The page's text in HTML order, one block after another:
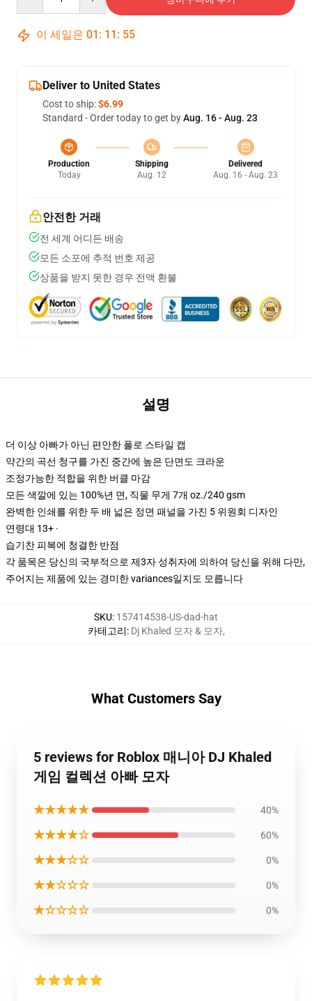
이 세일은 01 : 11 : 54
Deliver to United States
Cost to ship:$6.99
Standard - Order today to get byAug. 16 - Aug. 23
Production
Today
Shipping
Aug. 12
Delivered
Aug. 16 - Aug. 23
안전한 거래
전 세계 어디든 배송
모든 소포에 추적 번호 제공
상품을 받지 못한 경우 전액 환불
설명
더 이상 아빠가 아닌 편안한 폴로 스타일 캡
약간의 곡선 청구를 가진 중간에 높은 단면도 크라운
조정가능한 적합을 위한 버클 마감
모든 색깔에 있는 100%년 면, 직물 무게 7개 oz./240 gsm
완벽한 인쇄를 위한 두 배 넓은 정면 패널을 가진 5 위원회 디자인
연령대 13+ ·
습기찬 피복에 청결한 반점
각 품목은 당신의 국부적으로 제3자 성취자에 의하여 당신을 위해 다만,
주어지는 제품에 있는 경미한 variances일지도 모릅니다
SKU: 157414538-US-dad-hat
카테고리: Dj Khaled 모자 & 모자,
What Customers Say
5 reviews for Roblox 매니아 DJ Khaled
게임 컬렉션 아빠 모자
★★★★★ 40%
★★★★☆ 60%
★★★☆☆ 0%
★★☆☆☆ 0%
★☆☆☆☆ 0%